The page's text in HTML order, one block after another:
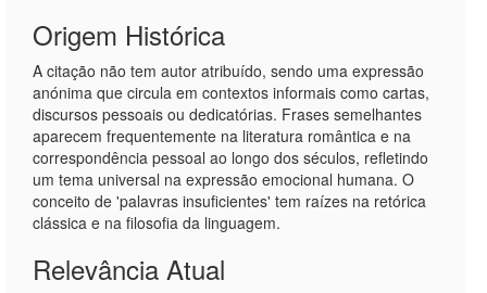
Origem Histórica
A citação não tem autor atribuído, sendo uma expressão
anónima que circula em contextos informais como cartas,
discursos pessoais ou dedicatórias. Frases semelhantes
aparecem frequentemente na literatura romântica e na
correspondência pessoal ao longo dos séculos, refletindo
um tema universal na expressão emocional humana. O
conceito de 'palavras insuficientes' tem raízes na retórica
clássica e na filosofia da linguagem.
Relevância Atual